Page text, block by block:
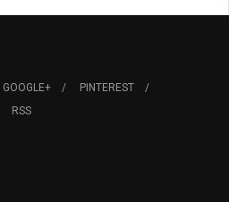
GOOGLE+
PINTEREST
RSS